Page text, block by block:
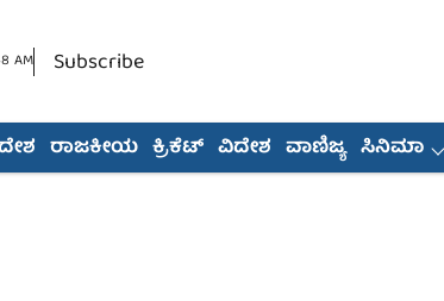
AM Subscribe
ರಾಜಕೀಯ ಕ್ರಿಕೆಟ್ ವಿದೇಶ ವಾಣಿಜ್ಯ ಸಿನಿಮಾ